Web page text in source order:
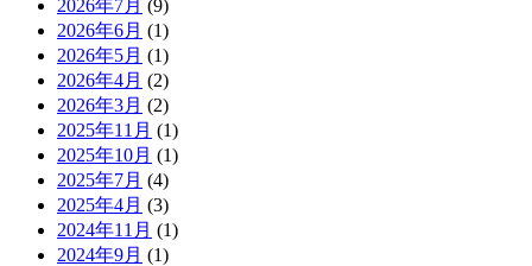
2026年7月 (9)
2026年6月 (1)
2026年5月 (1)
2026年4月 (2)
2026年3月 (2)
2025年11月 (1)
2025年10月 (1)
2025年7月 (4)
2025年4月 (3)
2024年11月 (1)
2024年9月 (1)